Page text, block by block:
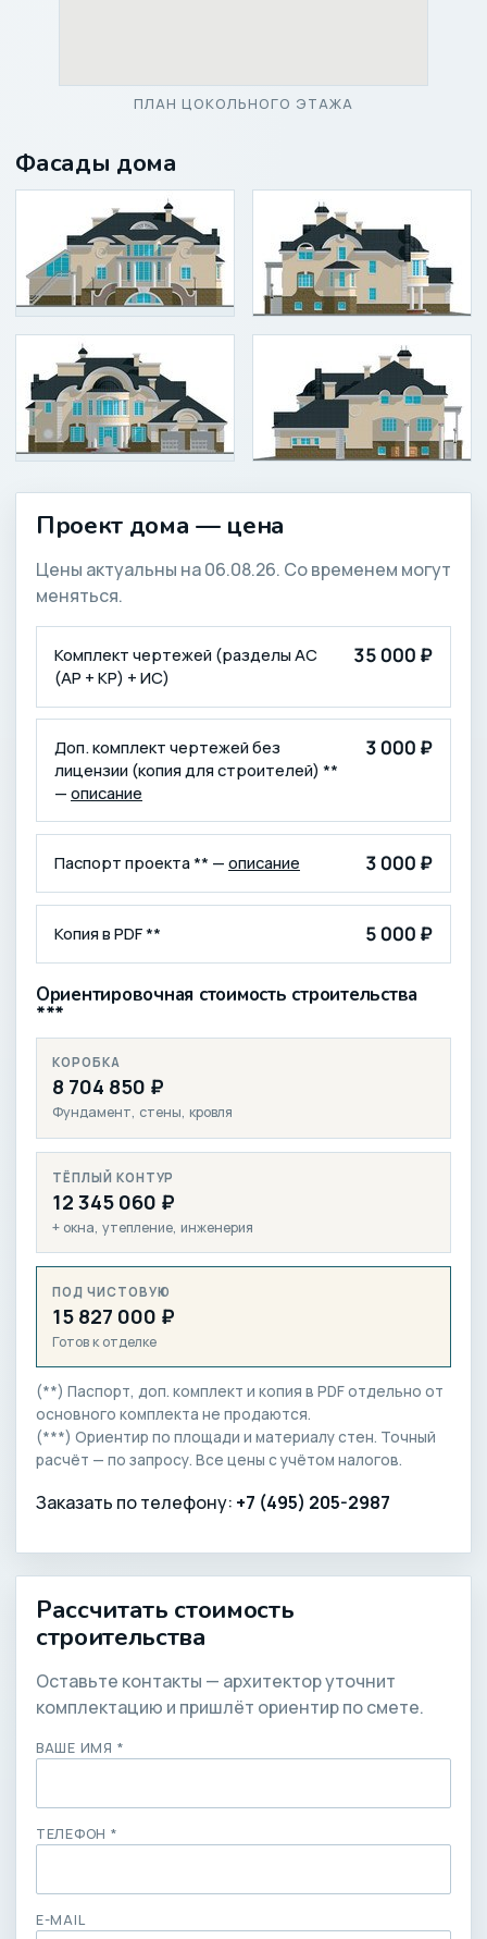
ПЛАН ЦОКОЛЬНОГО ЭТАЖА
Фасады дома
Проект дома — цена
Цены актуальны на 06.08.26. Со временем могут
меняться.
КОМПЛЕКТАЦИЯ
ЦЕНА (₽)
Комплект чертежей (разделы АС
(АР + КР) + ИС)
35 000 ₽
Доп. комплект чертежей без
лицензии (копия для строителей) **
— описание
3 000 ₽
Паспорт проекта ** — описание 3 000 ₽
Копия в PDF ** 5 000 ₽
Ориентировочная стоимость строительства
***
КОРОБКА
8 704 850 ₽
Фундамент, стены, кровля
ТЁПЛЫЙ КОНТУР
12 345 060 ₽
+ окна, утепление, инженерия
ПОД ЧИСТОВУЮ
15 827 000 ₽
Готов к отделке
(**) Паспорт, доп. комплект и копия в PDF отдельно от
основного комплекта не продаются.
(***) Ориентир по площади и материалу стен. Точный
расчёт — по запросу. Все цены с учётом налогов.
Заказать по телефону: +7 (495) 205-2987
Рассчитать стоимость
строительства
Оставьте контакты — архитектор уточнит
комплектацию и пришлёт ориентир по смете.
ВАШЕ ИМЯ *
ТЕЛЕФОН *
E-MAIL